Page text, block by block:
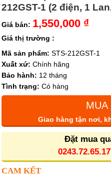
212GST-1 (2 điện, 1
Giá bán: 1,550,000 ₫
Giá thị trường :
Mã sản phẩm: STS-212GST-1
Xuất xứ: Chính hãng
Bảo hành: 12 tháng
Tình trạng: Có hàng
MUA
Giao hàng tận nơi,
Đặt mua
CAM KẾT